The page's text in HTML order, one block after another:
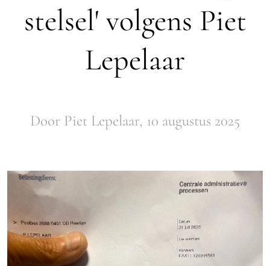
stelsel' volgens Piet
Lepelaar
Door Piet Lepelaar, 10 augustus 2025